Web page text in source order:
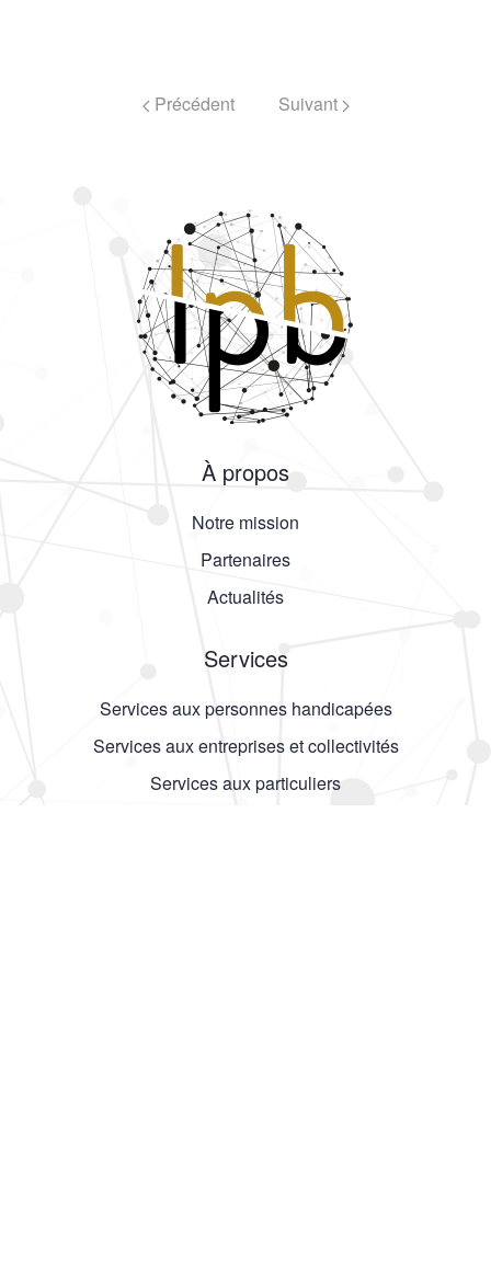
Précédent Suivant
À propos
Notre mission
Partenaires
Actualités
Services
Services aux personnes handicapées
Services aux entreprises et collectivités
Services aux particuliers